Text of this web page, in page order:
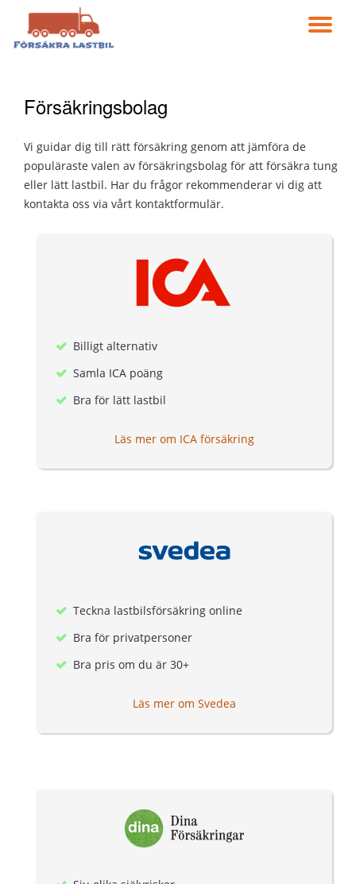
Försäkringsbolag
Vi guidar dig till rätt försäkring genom att jämföra de
populäraste valen av försäkringsbolag för att försäkra tung
eller lätt lastbil. Har du frågor rekommenderar vi dig att
kontakta oss via vårt kontaktformulär.
Billigt alternativ
Samla ICA poäng
Bra för lätt lastbil
Läs mer om ICA försäkring
Teckna lastbilsförsäkring online
Bra för privatpersoner
Bra pris om du är 30+
Läs mer om Svedea